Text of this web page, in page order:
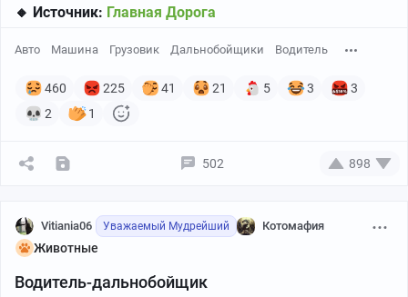
🔸 Источник: Главная Дорога
Авто Машина Грузовик Дальнобойщики Водитель
460 225 41 21 5 3
3
2
1
502 898
Vitiania06 Уважаемый Мудрейший Котомафия
Животные
Водитель-дальнобойщик